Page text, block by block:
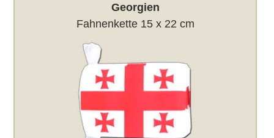
Georgien
Fahnenkette 15 x 22 cm